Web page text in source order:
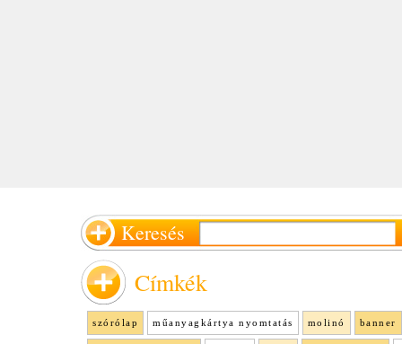
Keresés
Címkék
szórólap műanyagkártya nyomtatás molinó banner